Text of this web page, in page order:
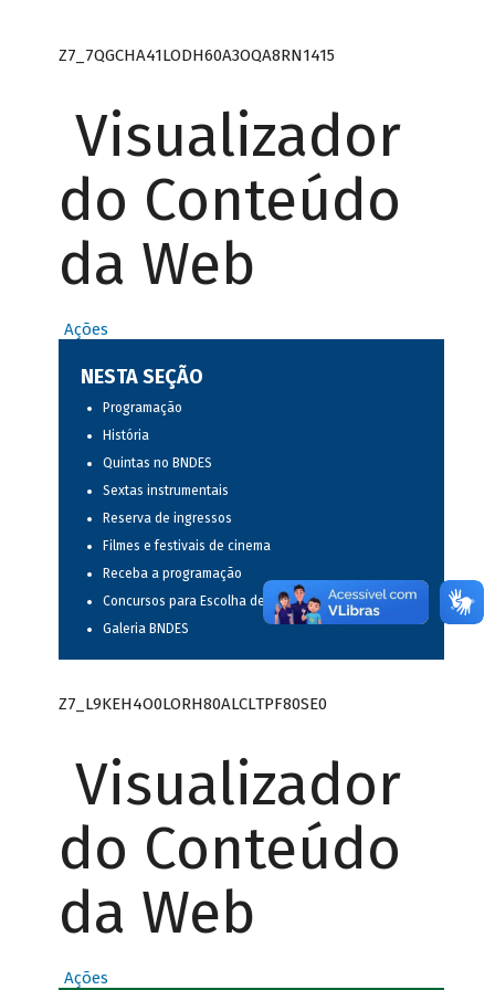
Z7_7QGCHA41LODH60A3OQA8RN1415
Visualizador
do Conteúdo
da Web
Ações
NESTA SEÇÃO
Programação
História
Quintas no BNDES
Sextas instrumentais
Reserva de ingressos
Filmes e festivais de cinema
Receba a programação
Concursos para Escolha de Espetáculos Musicais
Galeria BNDES
Z7_L9KEH4O0LORH80ALCLTPF80SE0
Visualizador
do Conteúdo
da Web
Ações